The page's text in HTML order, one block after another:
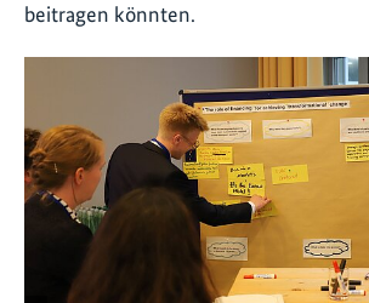
beitragen könnten.